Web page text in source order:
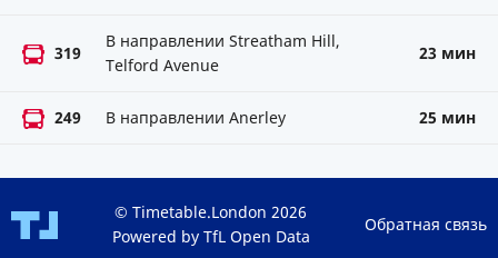
319
В направлении Streatham Hill,
Telford Avenue
23 мин
249 В направлении Anerley 25 мин
© Timetable.London 2026
Powered by TfL Open Data
Обратная связь